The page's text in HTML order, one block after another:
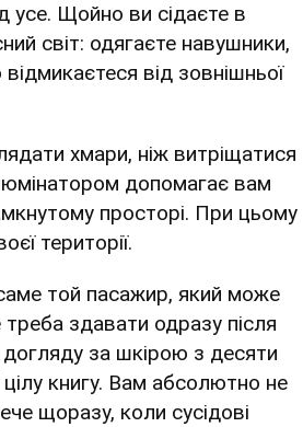
усе. Щойно ви сідаєте в
світ: одягаєте навушники,
від зовнішньої
хмари, ніж витріщатися
допомагає вам
просторі. При цьому
території.
той пасажир, який може
здавати одразу після
за шкірою з десяти
книгу. Вам абсолютно не
щоразу, коли сусідові